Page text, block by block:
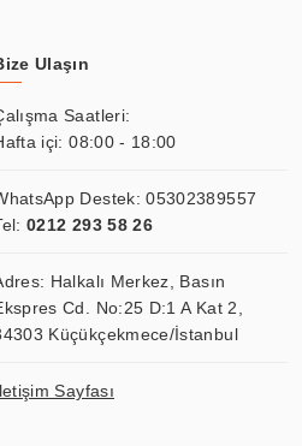
Ulaşın
Saatleri:
içi: 08:00 - 18:00
Destek:05302389557
0212 293 58 26
Halkalı Merkez, Basın
Cd. No:25 D:1 A Kat 2,
Küçükçekmece/İstanbul
Sayfası